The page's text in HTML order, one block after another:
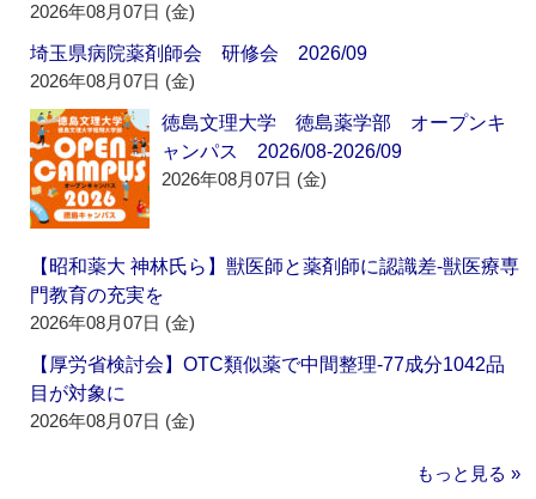
2026年08月07日 (金)
埼玉県病院薬剤師会 研修会 2026/09
2026年08月07日 (金)
徳島文理大学 徳島薬学部 オープンキ
ャンパス 2026/08-2026/09
2026年08月07日 (金)
【昭和薬大 神林氏ら】獣医師と薬剤師に認識差‐獣医療専
門教育の充実を
2026年08月07日 (金)
【厚労省検討会】OTC類似薬で中間整理‐77成分1042品
目が対象に
2026年08月07日 (金)
もっと見る »